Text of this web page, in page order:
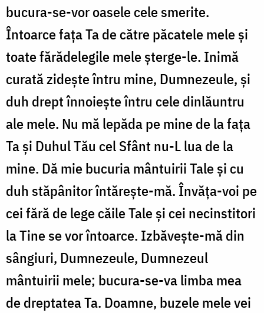
bucura-se-vor oasele cele smerite.
Întoarce fața Ta de către păcatele mele şi
toate fărădelegile mele şterge-le. Inimă
curată zideşte întru mine, Dumnezeule, şi
duh drept înnoieşte întru cele dinlăuntru
ale mele. Nu mă lepăda pe mine de la faţa
Ta şi Duhul Tău cel Sfânt nu-L lua de la
mine. Dă mie bucuria mântuirii Tale şi cu
duh stăpânitor întăreşte-mă. Învăţa-voi pe
cei fără de lege căile Tale şi cei necinstitori
la Tine se vor întoarce. Izbăveşte-mă din
sângiuri, Dumnezeule, Dumnezeul
mântuirii mele; bucura-se-va limba mea
de dreptatea Ta. Doamne, buzele mele vei